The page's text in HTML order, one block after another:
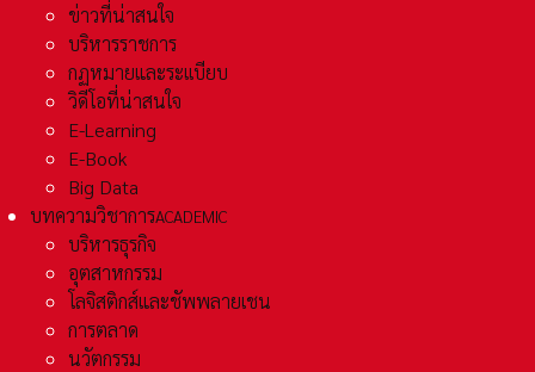
ข่าวที่น่าสนใจ
บริหารราชการ
กฏหมายและระเเบียบ
วิดีโอที่น่าสนใจ
E-Learning
E-Book
Big Data
บทความวิชาการACADEMIC
บริหารธุรกิจ
อุตสาหกรรม
โลจิสติกส์และชัพพลายเชน
การตลาด
นวัตกรรม